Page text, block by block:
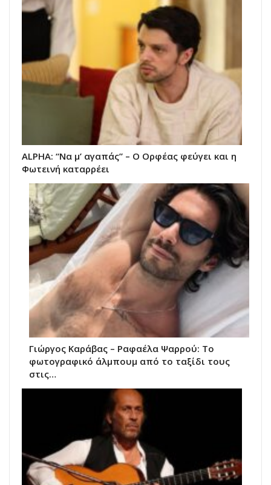
ALPHA: “Να μ’ αγαπάς” – Ο Ορφέας φεύγει και η
Φωτεινή καταρρέει
Γιώργος Καράβας – Ραφαέλα Ψαρρού: Το
φωτογραφικό άλμπουμ από το ταξίδι τους
στις…